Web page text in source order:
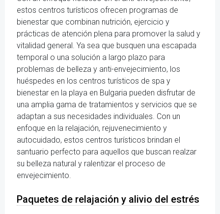
estos centros turísticos ofrecen programas de
bienestar que combinan nutrición, ejercicio y
prácticas de atención plena para promover la salud y
vitalidad general. Ya sea que busquen una escapada
temporal o una solución a largo plazo para
problemas de belleza y anti-envejecimiento, los
huéspedes en los centros turísticos de spa y
bienestar en la playa en Bulgaria pueden disfrutar de
una amplia gama de tratamientos y servicios que se
adaptan a sus necesidades individuales. Con un
enfoque en la relajación, rejuvenecimiento y
autocuidado, estos centros turísticos brindan el
santuario perfecto para aquellos que buscan realzar
su belleza natural y ralentizar el proceso de
envejecimiento.
Paquetes de relajación y alivio del estrés